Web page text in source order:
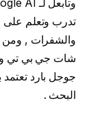
تدرب وتعلم
والشفرات , ومن
شات جي بي تي
جوجل بارد
البحث .